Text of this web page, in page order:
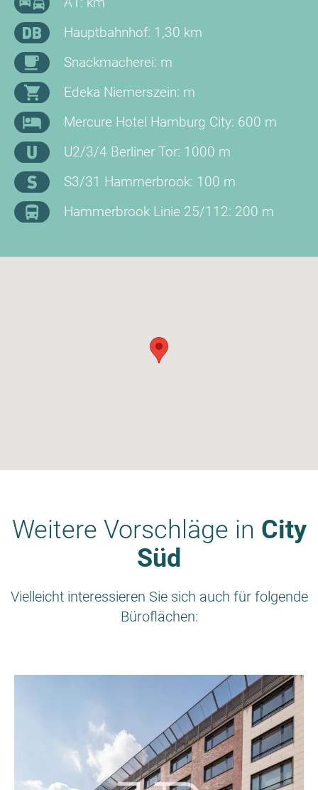
Hauptbahnhof: 1,30 km
Snackmacherei: m
Edeka Niemerszein: m
Mercure Hotel Hamburg City: 600 m
U2/3/4 Berliner Tor: 1000 m
S3/31 Hammerbrook: 100 m
Hammerbrook Linie 25/112: 200 m
Weitere Vorschläge in City
Süd
Vielleicht interessieren Sie sich auch für folgende
Büroflächen: